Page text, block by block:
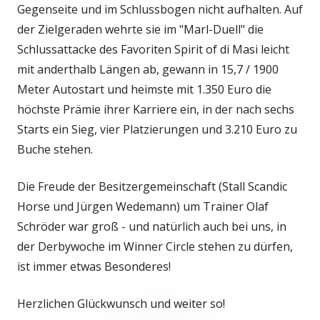
Gegenseite und im Schlussbogen nicht aufhalten. Auf
der Zielgeraden wehrte sie im "Marl-Duell" die
Schlussattacke des Favoriten Spirit of di Masi leicht
mit anderthalb Längen ab, gewann in 15,7 / 1900
Meter Autostart und heimste mit 1.350 Euro die
höchste Prämie ihrer Karriere ein, in der nach sechs
Starts ein Sieg, vier Platzierungen und 3.210 Euro zu
Buche stehen.
Die Freude der Besitzergemeinschaft (Stall Scandic
Horse und Jürgen Wedemann) um Trainer Olaf
Schröder war groß - und natürlich auch bei uns, in
der Derbywoche im Winner Circle stehen zu dürfen,
ist immer etwas Besonderes!
Herzlichen Glückwunsch und weiter so!